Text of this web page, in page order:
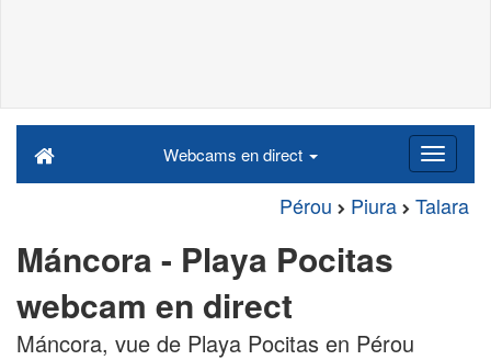
Webcams en direct
Pérou Piura Talara
Máncora - Playa Pocitas
webcam en direct
Máncora, vue de Playa Pocitas en Pérou